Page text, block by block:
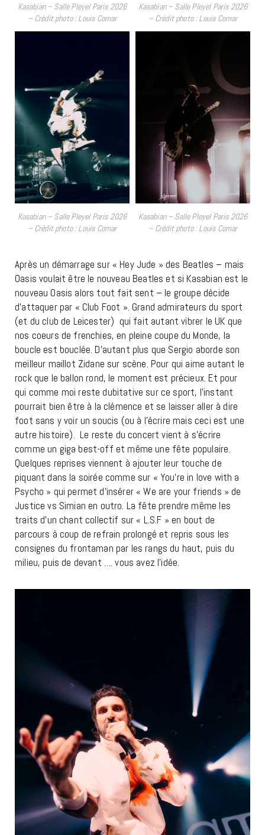
Kasabian – Salle Pleyel Paris 2026
– Crédit photo : Louis Comar
Kasabian – Salle Pleyel Paris 2026
– Crédit photo : Louis Comar
Kasabian – Salle Pleyel Paris 2026
– Crédit photo : Louis Comar
Kasabian – Salle Pleyel Paris 2026
– Crédit photo : Louis Comar
Après un démarrage sur « Hey Jude » des Beatles – mais
Oasis voulait être le nouveau Beatles et si Kasabian est le
nouveau Oasis alors tout fait sent – le groupe décide
d’attaquer par « Club Foot ». Grand admirateurs du sport
(et du club de Leicester) qui fait autant vibrer le UK que
nos coeurs de frenchies, en pleine coupe du Monde, la
boucle est bouclée. D’autant plus que Sergio aborde son
meilleur maillot Zidane sur scène. Pour qui aime autant le
rock que le ballon rond, le moment est précieux. Et pour
qui comme moi reste dubitative sur ce sport, l’instant
pourrait bien être à la clémence et se laisser aller à dire
foot sans y voir un soucis (ou à l’écrire mais ceci est une
autre histoire). Le reste du concert vient à s’écrire
comme un giga best-off et même une fête populaire.
Quelques reprises viennent à ajouter leur touche de
piquant dans la soirée comme sur « You’re in love with a
Psycho » qui permet d’insérer « We are your friends » de
Justice vs Simian en outro. La fête prendre même les
traits d’un chant collectif sur « L.S.F » en bout de
parcours à coup de refrain prolongé et repris sous les
consignes du frontaman par les rangs du haut, puis du
milieu, puis de devant …. vous avez l’idée.